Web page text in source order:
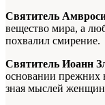
Святитель
вещество мира, а
похвалил смирение.
Святитель Иоанн
основании прежних
зная мыслей